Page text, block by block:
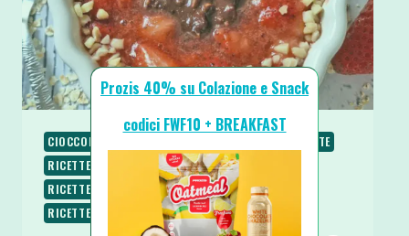
CIOCCOLATO
RICETTE
RICETTE DOLCI
RICETTE PROTEICHE
RICETTE SENZA BURRO
RICETTE SENZA LATTOSIO
RICETTE SENZA ZUCCHERO
Prozis 40% su Colazione e Snack
codici FWF10 + BREAKFAST